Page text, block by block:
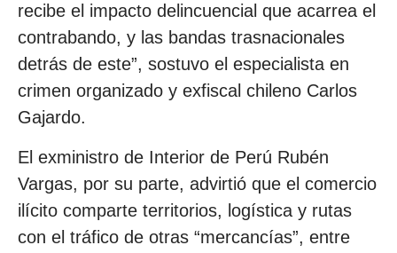
recibe el impacto delincuencial que acarrea el
contrabando, y las bandas trasnacionales
detrás de este”, sostuvo el especialista en
crimen organizado y exfiscal chileno Carlos
Gajardo.
El exministro de Interior de Perú Rubén
Vargas, por su parte, advirtió que el comercio
ilícito comparte territorios, logística y rutas
con el tráfico de otras “mercancías”, entre